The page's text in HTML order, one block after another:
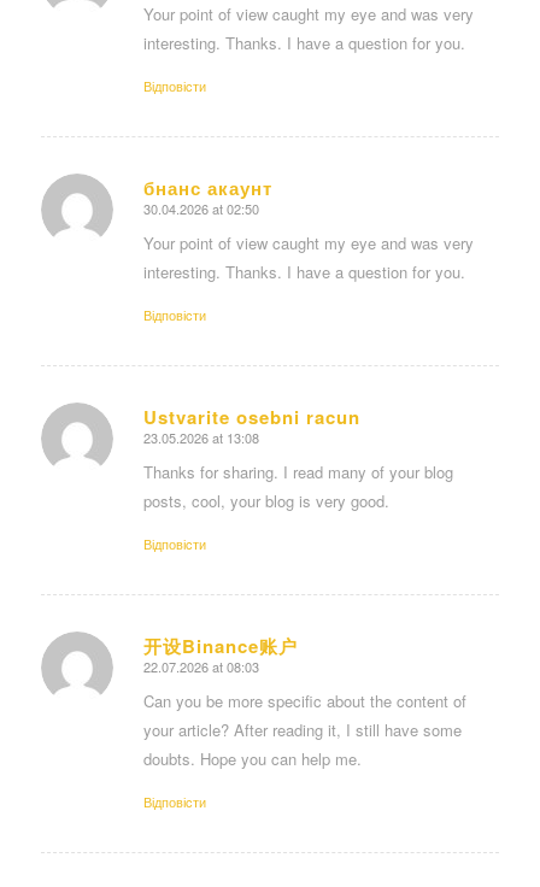
Your point of view caught my eye and was very
interesting. Thanks. I have a question for you.
Відповіcти
бнанс акаунт
says:
30.04.2026 at 02:50
Your point of view caught my eye and was very
interesting. Thanks. I have a question for you.
Відповіcти
Ustvarite osebni racun
says:
23.05.2026 at 13:08
Thanks for sharing. I read many of your blog
posts, cool, your blog is very good.
Відповіcти
开设Binance账户
says:
22.07.2026 at 08:03
Can you be more specific about the content of
your article? After reading it, I still have some
doubts. Hope you can help me.
Відповіcти